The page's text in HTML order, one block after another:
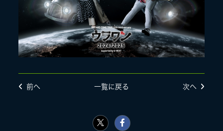
前へ 一覧に戻る 次へ